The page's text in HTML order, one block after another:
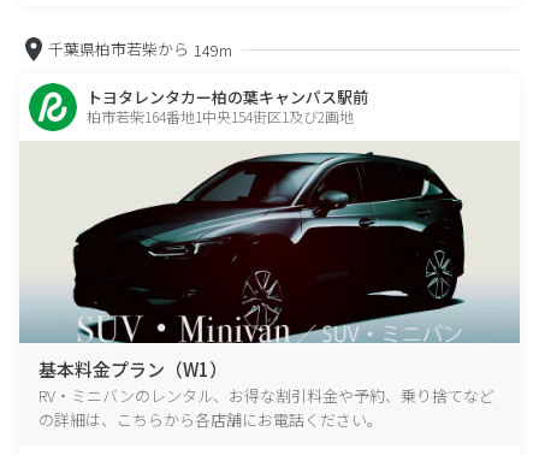
千葉県柏市若柴から 149m
トヨタレンタカー柏の葉キャンパス駅前
柏市若柴164番地1中央154街区1及び2画地
基本料金プラン（W1）
RV・ミニバンのレンタル、お得な割引料金や予約、乗り捨てなど
の詳細は、こちらから各店舗にお電話ください。